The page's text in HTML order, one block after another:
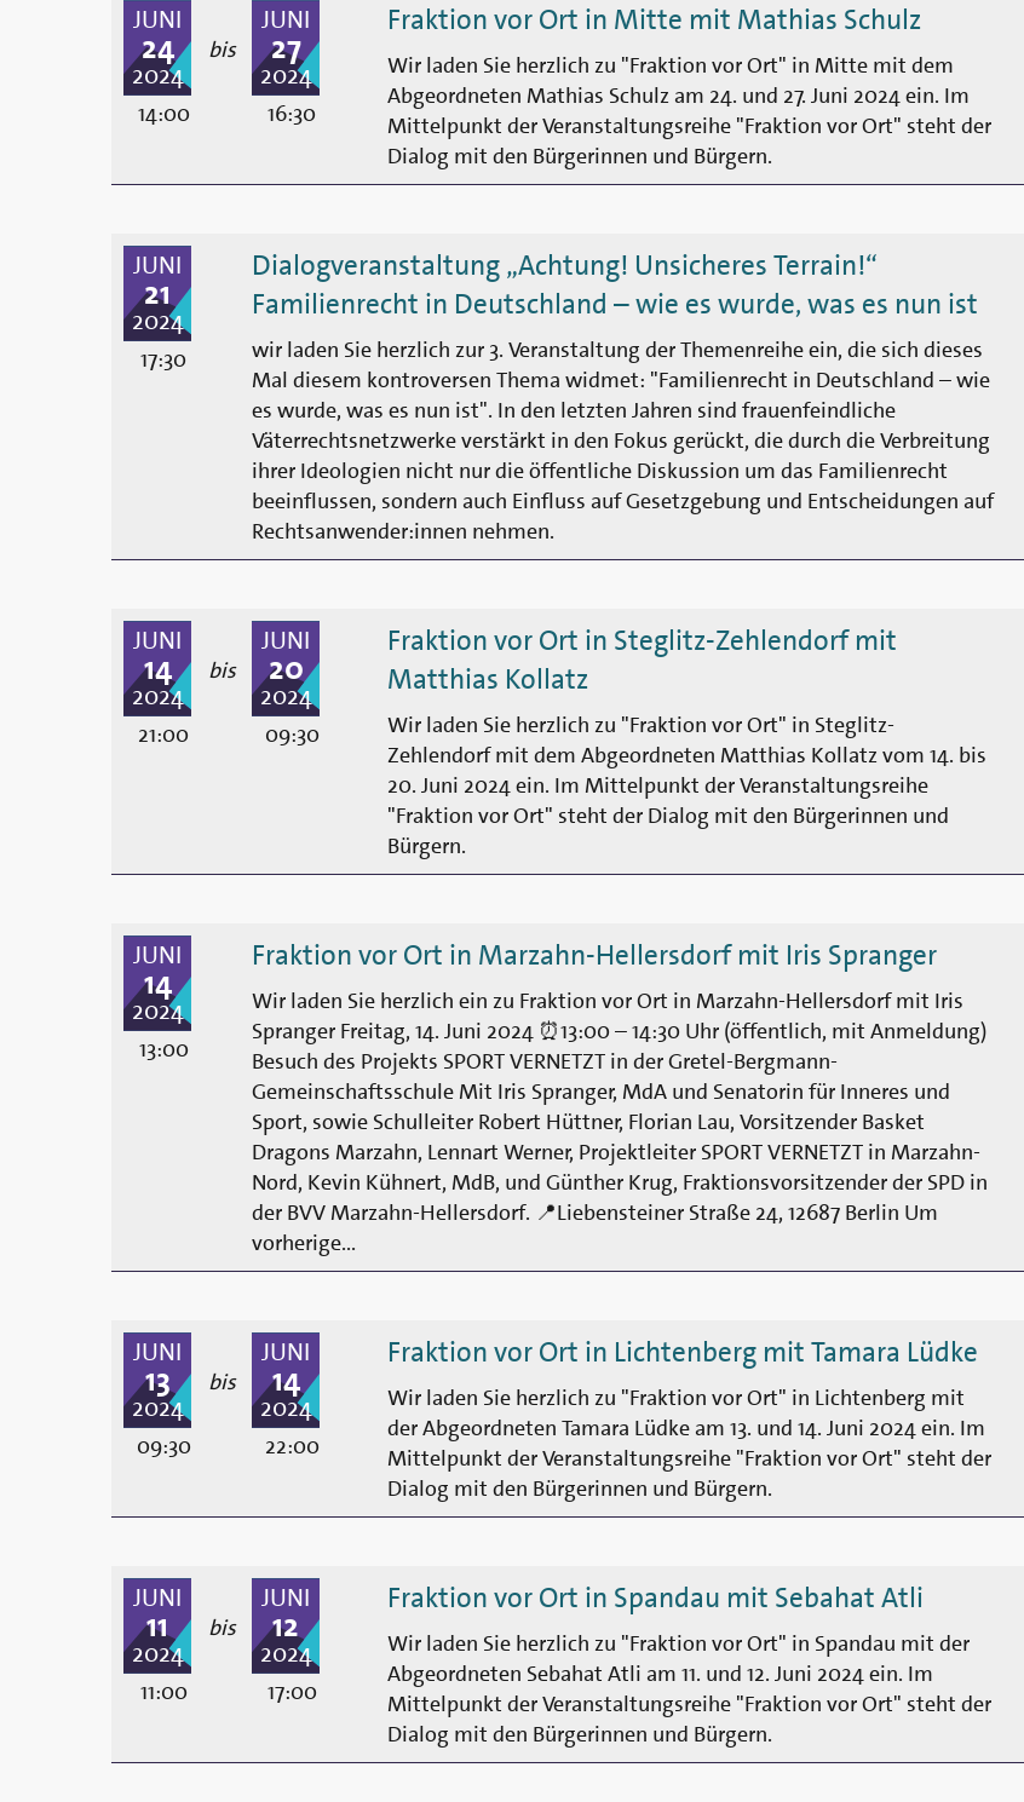
JUNI
24
2024
14:00
bis
JUNI
27
2024
16:30
Fraktion vor Ort in Mitte mit Mathias Schulz
Wir laden Sie herzlich zu "Fraktion vor Ort" in Mitte mit dem
Abgeordneten Mathias Schulz am 24. und 27. Juni 2024 ein. Im
Mittelpunkt der Veranstaltungsreihe "Fraktion vor Ort" steht der
Dialog mit den Bürgerinnen und Bürgern.
JUNI
21
2024
17:30
Dialogveranstaltung „Achtung! Unsicheres Terrain!“
Familienrecht in Deutschland – wie es wurde, was es nun ist
wir laden Sie herzlich zur 3. Veranstaltung der Themenreihe ein, die sich dieses
Mal diesem kontroversen Thema widmet: "Familienrecht in Deutschland – wie
es wurde, was es nun ist". In den letzten Jahren sind frauenfeindliche
Väterrechts­netz­werke verstärkt in den Fokus gerückt, die durch die Verbreitung
ihrer Ideologien nicht nur die öffentliche Diskussion um das Familien­recht
beeinflussen, sondern auch Einfluss auf Gesetz­gebung und Entscheidungen auf
Rechtsanwender:innen nehmen.
JUNI
14
2024
21:00
bis
JUNI
20
2024
09:30
Fraktion vor Ort in Steglitz-Zehlendorf mit
Matthias Kollatz
Wir laden Sie herzlich zu "Fraktion vor Ort" in Steglitz-
Zehlendorf mit dem Abgeordneten Matthias Kollatz vom 14. bis
20. Juni 2024 ein. Im Mittelpunkt der Veranstaltungsreihe
"Fraktion vor Ort" steht der Dialog mit den Bürgerinnen und
Bürgern.
JUNI
14
2024
13:00
Fraktion vor Ort in Marzahn-Hellersdorf mit Iris Spranger
Wir laden Sie herzlich ein zu Fraktion vor Ort in Marzahn-Hellersdorf mit Iris
Spranger Freitag, 14. Juni 2024 ⏰13:00 – 14:30 Uhr (öffentlich, mit Anmeldung)
Besuch des Projekts SPORT VERNETZT in der Gretel-Bergmann-
Gemeinschaftsschule Mit Iris Spranger, MdA und Senatorin für Inneres und
Sport, sowie Schulleiter Robert Hüttner, Florian Lau, Vorsitzender Basket
Dragons Marzahn, Lennart Werner, Projektleiter SPORT VERNETZT in Marzahn-
Nord, Kevin Kühnert, MdB, und Günther Krug, Fraktionsvorsitzender der SPD in
der BVV Marzahn-Hellersdorf. 📍Liebensteiner Straße 24, 12687 Berlin Um
vorherige...
JUNI
13
2024
09:30
bis
JUNI
14
2024
22:00
Fraktion vor Ort in Lichtenberg mit Tamara Lüdke
Wir laden Sie herzlich zu "Fraktion vor Ort" in Lichtenberg mit
der Abgeordneten Tamara Lüdke am 13. und 14. Juni 2024 ein. Im
Mittelpunkt der Veranstaltungsreihe "Fraktion vor Ort" steht der
Dialog mit den Bürgerinnen und Bürgern.
JUNI
11
2024
11:00
bis
JUNI
12
2024
17:00
Fraktion vor Ort in Spandau mit Sebahat Atli
Wir laden Sie herzlich zu "Fraktion vor Ort" in Spandau mit der
Abgeordneten Sebahat Atli am 11. und 12. Juni 2024 ein. Im
Mittelpunkt der Veranstaltungsreihe "Fraktion vor Ort" steht der
Dialog mit den Bürgerinnen und Bürgern.